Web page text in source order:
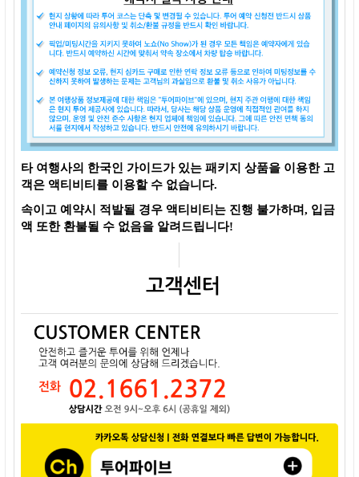
타 여행사의 한국인 가이드가 있는 패키지 상품을 이용한 고
객은 액티비티를 이용할 수 없습니다.
속이고 예약시 적발될 경우 액티비티는 진행 불가하며, 입금
액 또한 환불될 수 없음을 알려드립니다!